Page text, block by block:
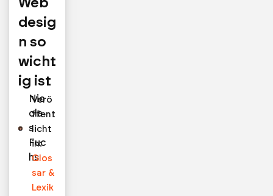
Web
desig
n so
wicht
ig ist
Nic
ola
s
Fuc
hs
Verö
ffent
licht
in:
Glos
sar &
Lexik